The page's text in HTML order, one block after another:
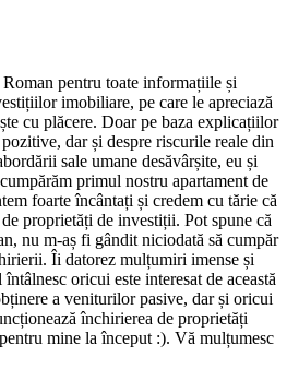
pentru toate informațiile și
imobiliare, pe care le apreciază
cu plăcere. Doar pe baza explicațiilor
pozitive, dar și despre riscurile reale din
sale umane desăvârșite, eu și
primul nostru apartament de
foarte încântați și credem cu tărie că
proprietăți de investiții. Pot spune că
nu m-aș fi gândit niciodată să cumpăr
Îi datorez mulțumiri imense și
oricui este interesat de această
a veniturilor pasive, dar și oricui
închirierea de proprietăți
mine la început :). Vă mulțumesc